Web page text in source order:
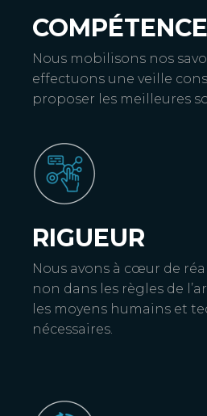
COMPÉTENCE
Nous mobilisons nos
effectuons une veille
proposer les meilleures
RIGUEUR
Nous avons à cœur de
non dans les règles de
les moyens humains et
nécessaires.